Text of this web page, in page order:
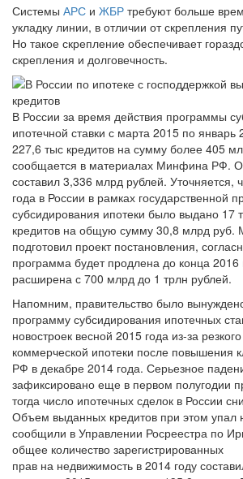
Системы АРС и ЖБР требуют больше
укладку линии, в отличии от скрепления
Но такое скрепление обеспечивает
скрепления и долговечность.
В России за время действия программы
ипотечной ставки с марта 2015 по
227,6 тыс кредитов на сумму более 405
сообщается в материалах Минфина РФ.
составил 3,336 млрд рублей. Уточняется,
года в России в рамках государственной
субсидирования ипотеки было выдано 17
кредитов на общую сумму 30,8 млрд
подготовил проект постановления,
программа будет продлена до конца 2016
расширена с 700 млрд до 1 трлн рублей.
Напомним, правительство было
программу субсидирования ипотечных
новостроек весной 2015 года из-за
коммерческой ипотеки после повышения
РФ в декабре 2014 года. Серьезное
зафиксировано еще в первом полугодии
тогда число ипотечных сделок в России
Объем выданных кредитов при этом упал
сообщили в Управлении Росреестра по
общее количество зарегистрированных
прав на недвижимость в 2014 году